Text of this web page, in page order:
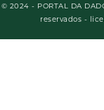
© 2024 - PORTAL DA
reservados -